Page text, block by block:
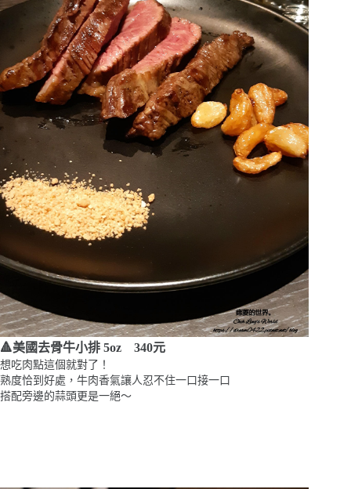
🔺美國去骨牛小排 5oz 340元
想吃肉點這個就對了！
熟度恰到好處，牛肉香氣讓人忍不住一口接一口
搭配旁邊的蒜頭更是一絕～